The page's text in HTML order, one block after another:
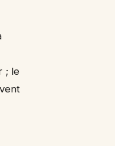
; le